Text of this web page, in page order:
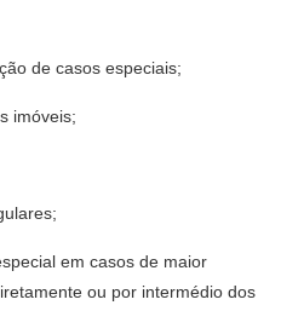
de casos especiais;
imóveis;
em casos de maior
ou por intermédio dos